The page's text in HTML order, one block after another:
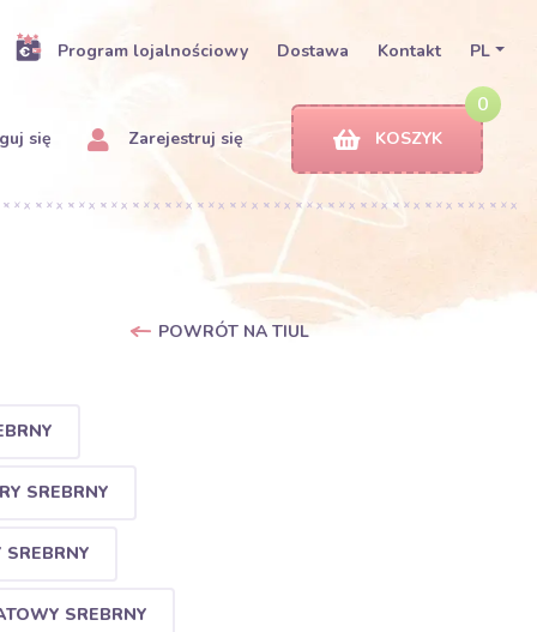
Program lojalnościowy Dostawa Kontakt PL
się Zarejestruj się
0
KOSZYK
POWRÓT NA TIUL
SREBRNY
SREBRNY